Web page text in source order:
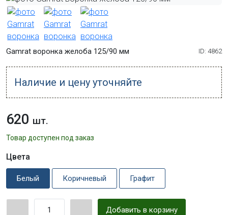
Gamrat воронка желоба 125/90 мм ID: 4862
Наличие и цену уточняйте
620 шт.
Товар доступен под заказ
Цвета
Белый Коричневый Графит
Добавить в корзину